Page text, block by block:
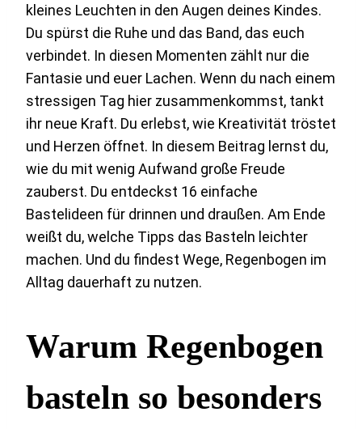
kleines Leuchten in den Augen deines Kindes.
Du spürst die Ruhe und das Band, das euch
verbindet. In diesen Momenten zählt nur die
Fantasie und euer Lachen. Wenn du nach einem
stressigen Tag hier zusammenkommst, tankt
ihr neue Kraft. Du erlebst, wie Kreativität tröstet
und Herzen öffnet. In diesem Beitrag lernst du,
wie du mit wenig Aufwand große Freude
zauberst. Du entdeckst 16 einfache
Bastelideen für drinnen und draußen. Am Ende
weißt du, welche Tipps das Basteln leichter
machen. Und du findest Wege, Regenbogen im
Alltag dauerhaft zu nutzen.
Warum Regenbogen
basteln so besonders